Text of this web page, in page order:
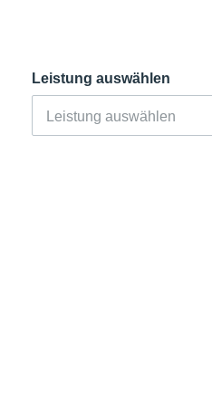
Leistung auswählen